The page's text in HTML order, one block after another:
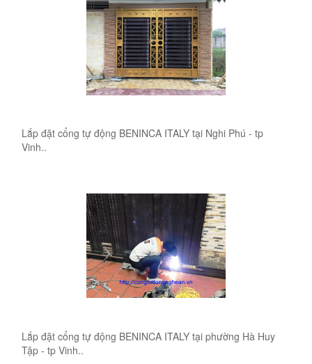
Lắp đặt cổng tự động BENINCA ITALY tại Nghi Phú - tp
Vinh..
Lắp đặt cổng tự động BENINCA ITALY tại phường Hà Huy
Tập - tp Vinh..